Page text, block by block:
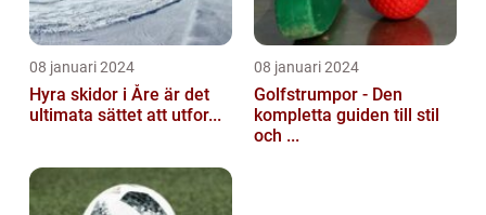
08 januari 2024
Hyra skidor i Åre är det
ultimata sättet att utfor...
08 januari 2024
Golfstrumpor - Den
kompletta guiden till stil
och ...